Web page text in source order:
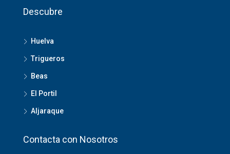
Descubre
Huelva
Trigueros
Beas
El Portil
Aljaraque
Contacta con Nosotros